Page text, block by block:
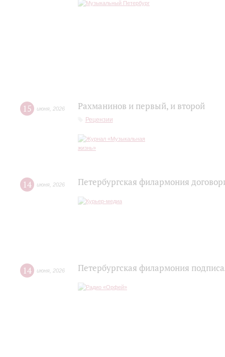
15 июня 2026 Рахманинов и первый, и второй
Рецензии
14 июня 2026 Петербургская филармония
14 июня 2026 Петербургская филармония